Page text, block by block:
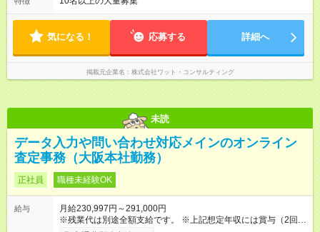
気になる！ 応募する 詳細へ
掲載元企業名 株式会社ワット・コンサルティング
未読
データ入力や問い合わせ対応メインのオンライン
査定事務（大阪本社勤務）
正社員 職種未経験OK
給与
月給230,997円～291,000円
※残業代は別途全額支給です。 ※上記想定年収には賞与（2回）